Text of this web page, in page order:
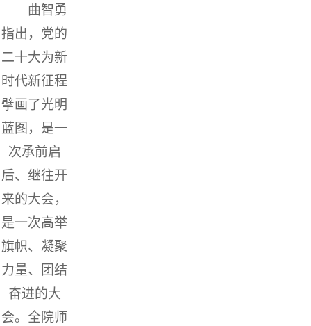
曲智勇
指出，党的
二十大为新
时代新征程
擘画了光明
蓝图，是一
次承前启
后、继往开
来的大会，
是一次高举
旗帜、凝聚
力量、团结
奋进的大
会。全院师